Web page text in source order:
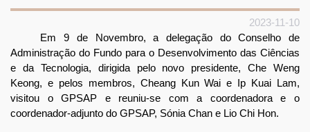
2023-11-10
Em 9 de Novembro, a delegação do Conselho de
Administração do Fundo para o Desenvolvimento das Ciências
e da Tecnologia, dirigida pelo novo presidente, Che Weng
Keong, e pelos membros, Cheang Kun Wai e Ip Kuai Lam,
visitou o GPSAP e reuniu-se com a coordenadora e o
coordenador-adjunto do GPSAP, Sónia Chan e Lio Chi Hon.